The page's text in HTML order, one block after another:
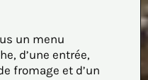
un menu
d’une entrée,
fromage et d’un